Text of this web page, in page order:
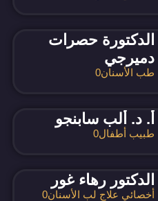
الدكتورة حصرات
دميرجي
طب الأسنان0
أ. د. ألب سابنجو
طبيب أطفال0
الدكتور رهاء غور
أخصائي علاج لب الأسنان0